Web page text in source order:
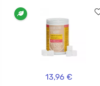
13,96 €